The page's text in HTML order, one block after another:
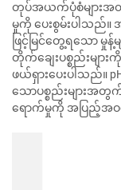
တုပ်အယက်ပုံစံများအ
မှုကို ပေးစွမ်းပါသည်
ဖြင့်မြင်တွေ့ရသော မှု
တိုက်ချေးပစ္စည်းမျာ
ဖယ်ရှားပေးပါသည်။
သောပစ္စည်းများအတွ
ရောက်မှုကို အပြည့်အဝ